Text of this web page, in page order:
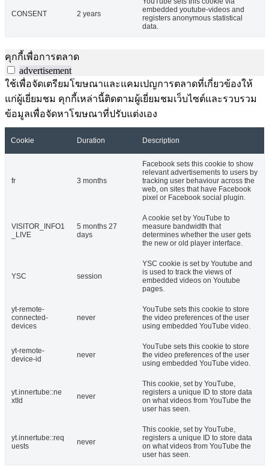
CONSENT 2 years
embedded youtube-videos and
registers anonymous statistical
data.
คุกกี้เพื่อการตลาด
advertisement
ใช้เพื่อจัดเตรียมโฆษณาและแคมเปญการตลาดที่เกี่ยวข้องให้
แก่ผู้เยี่ยมชม คุกกี้เหล่านี้ติดตามผู้เยี่ยมชมเว็บไซต์และรวบรวม
ข้อมูลเพื่อจัดหาโฆษณาที่ปรับแต่งเอง
Cookie Duration Description
fr 3 months
Facebook sets this cookie to show
relevant advertisements to users by
tracking user behaviour across the
web, on sites that have Facebook
pixel or Facebook social plugin.
VISITOR_INFO1
_LIVE
5 months 27
days
A cookie set by YouTube to
measure bandwidth that
determines whether the user gets
the new or old player interface.
YSC session
YSC cookie is set by Youtube and
is used to track the views of
embedded videos on Youtube
pages.
yt-remote-
connected-
devices
never
YouTube sets this cookie to store
the video preferences of the user
using embedded YouTube video.
yt-remote-
device-id
never
YouTube sets this cookie to store
the video preferences of the user
using embedded YouTube video.
yt.innertube::ne
xtId
never
This cookie, set by YouTube,
registers a unique ID to store data
on what videos from YouTube the
user has seen.
yt.innertube::req
uests
never
This cookie, set by YouTube,
registers a unique ID to store data
on what videos from YouTube the
user has seen.